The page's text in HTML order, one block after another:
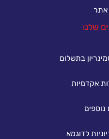
שלנו
בתשלום
אקדמיות
נוספים
לדוגמא